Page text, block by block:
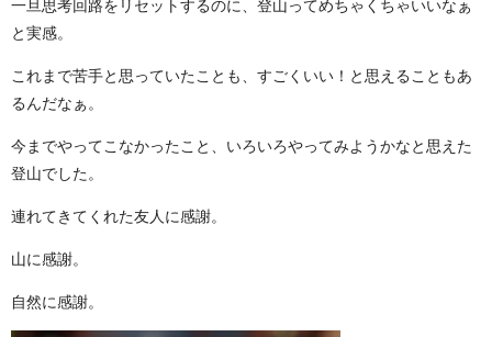
一旦思考回路をリセットするのに、登山ってめちゃくちゃいいなぁ
と実感。
これまで苦手と思っていたことも、すごくいい！と思えることもあ
るんだなぁ。
今までやってこなかったこと、いろいろやってみようかなと思えた
登山でした。
連れてきてくれた友人に感謝。
山に感謝。
自然に感謝。